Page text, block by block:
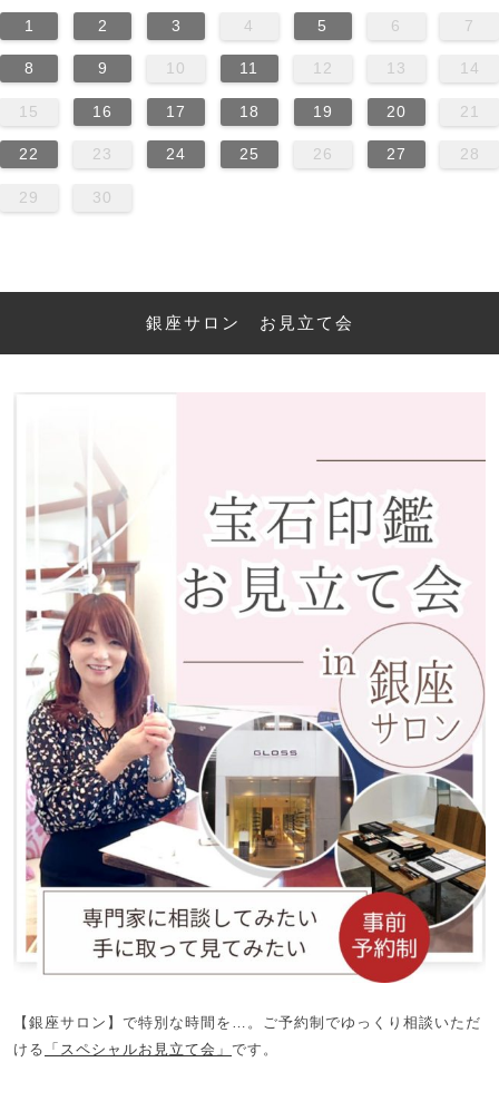
1 2 3 4 5 6 7
8 9 10 11 12 13 14
15 16 17 18 19 20 21
22 23 24 25 26 27 28
29 30
銀座サロン お見立て会
【銀座サロン】で特別な時間を…。ご予約制でゆっくり相談いただ
ける 「スペシャルお見立て会」 です。